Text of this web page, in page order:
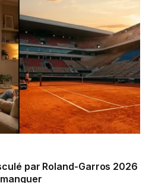
par Roland-Garros 2026